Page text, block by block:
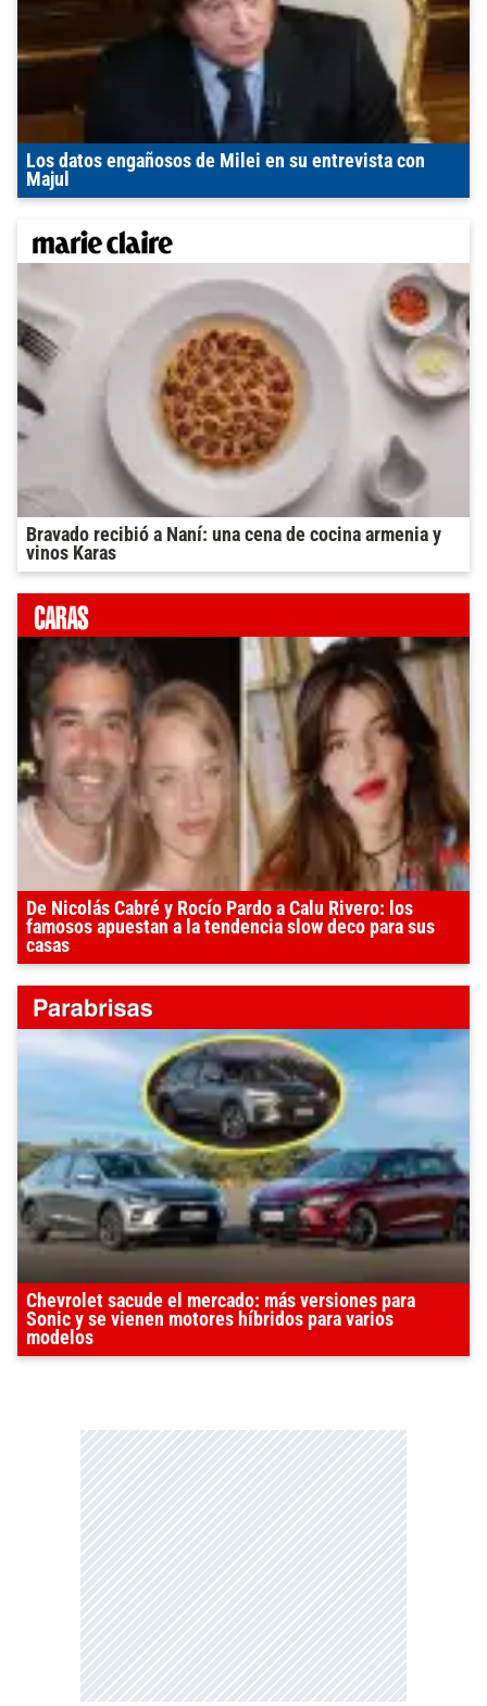
Los datos engañosos de Milei en su entrevista con
Majul
Bravado recibió a Naní: una cena de cocina armenia y
vinos Karas
De Nicolás Cabré y Rocío Pardo a Calu Rivero: los
famosos apuestan a la tendencia slow deco para sus
casas
Chevrolet sacude el mercado: más versiones para
Sonic y se vienen motores híbridos para varios
modelos